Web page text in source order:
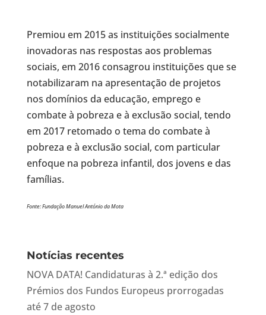
Premiou em 2015 as instituições socialmente
inovadoras nas respostas aos problemas
sociais, em 2016 consagrou instituições que se
notabilizaram na apresentação de projetos
nos domínios da educação, emprego e
combate à pobreza e à exclusão social, tendo
em 2017 retomado o tema do combate à
pobreza e à exclusão social, com particular
enfoque na pobreza infantil, dos jovens e das
famílias.
Fonte: Fundação Manuel António da Mota
Notícias recentes
NOVA DATA! Candidaturas à 2.ª edição dos
Prémios dos Fundos Europeus prorrogadas
até 7 de agosto